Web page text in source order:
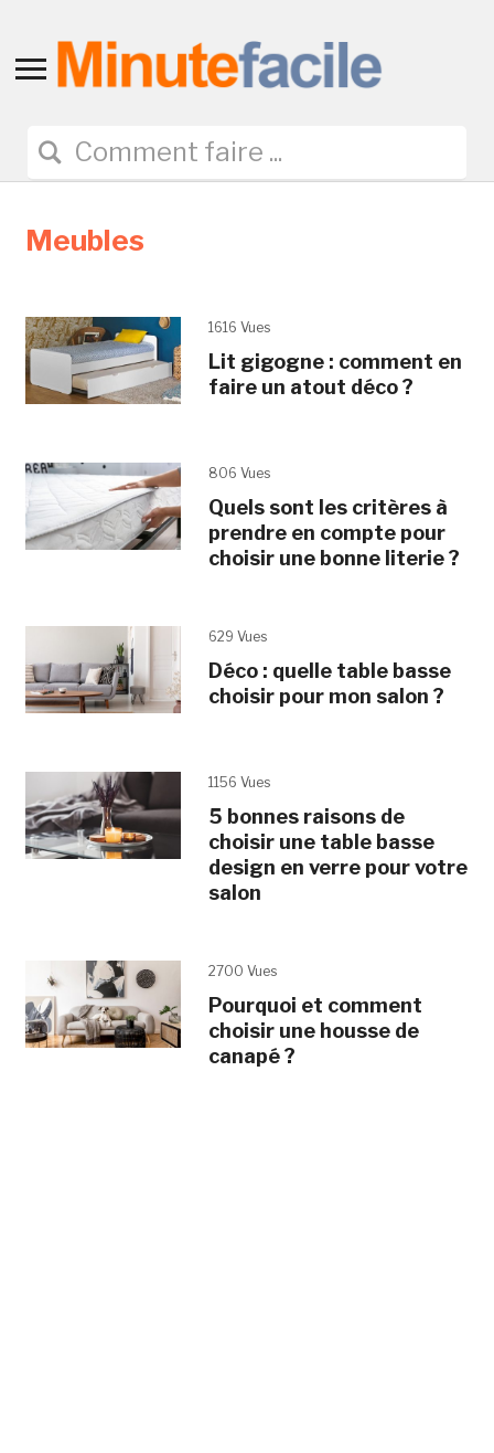
Toggle
navigation
Meubles
1616 Vues
Lit gigogne : comment en
faire un atout déco ?
806 Vues
Quels sont les critères à
prendre en compte pour
choisir une bonne literie ?
629 Vues
Déco : quelle table basse
choisir pour mon salon ?
1156 Vues
5 bonnes raisons de
choisir une table basse
design en verre pour votre
salon
2700 Vues
Pourquoi et comment
choisir une housse de
canapé ?